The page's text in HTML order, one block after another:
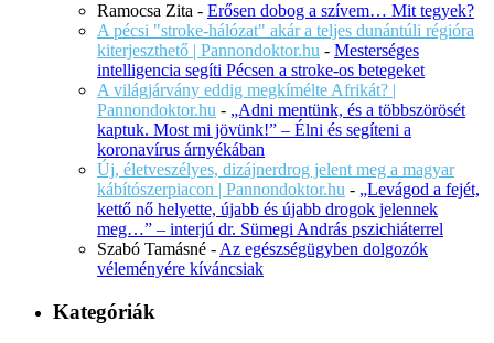
Ramocsa Zita - Erősen dobog a szívem… Mit tegyek?
A pécsi "stroke-hálózat" akár a teljes dunántúli régióra
kiterjeszthető | Pannondoktor.hu - Mesterséges
intelligencia segíti Pécsen a stroke-os betegeket
A világjárvány eddig megkímélte Afrikát? |
Pannondoktor.hu - „Adni mentünk, és a többszörösét
kaptuk. Most mi jövünk!” – Élni és segíteni a
koronavírus árnyékában
Új, életveszélyes, dizájnerdrog jelent meg a magyar
kábítószerpiacon | Pannondoktor.hu - „Levágod a fejét,
kettő nő helyette, újabb és újabb drogok jelennek
meg…” – interjú dr. Sümegi András pszichiáterrel
Szabó Tamásné -Az egészségügyben dolgozók
véleményére kíváncsiak
Kategóriák